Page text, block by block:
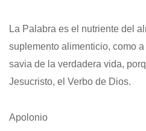
La Palabra es el nutriente del
suplemento alimenticio, como
savia de la verdadera vida,
Jesucristo, el Verbo de Dios.
Apolonio